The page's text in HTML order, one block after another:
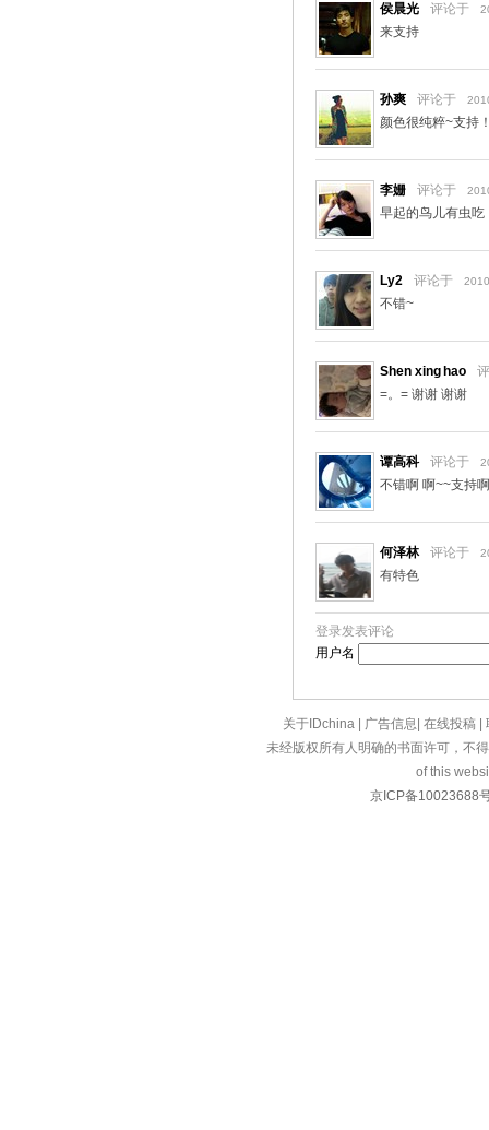
侯晨光 评论于
来支持
孙爽 评论于
颜色很纯粹~支持
李姗 评论于
早起的鸟儿有虫吃
Ly2 评论于
不错~
Shen xing hao
=。= 谢谢 谢谢
谭高科 评论于
不错啊 啊~~支持啊
何泽林 评论于
有特色
登录发表评论
用户名
关于IDchina 广告信息 在线投稿
未经版权所有人明确的书面许可，不
of this
京ICP备10023688